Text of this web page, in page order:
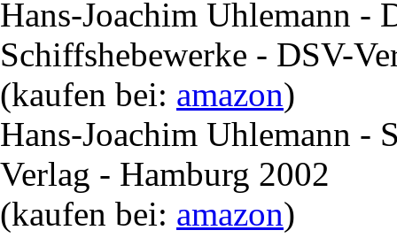
Hans-Joachim Uhlemann -
Schiffshebewerke - DSV-
(kaufen bei: amazon)
Hans-Joachim Uhlemann -
Verlag - Hamburg 2002
(kaufen bei: amazon)